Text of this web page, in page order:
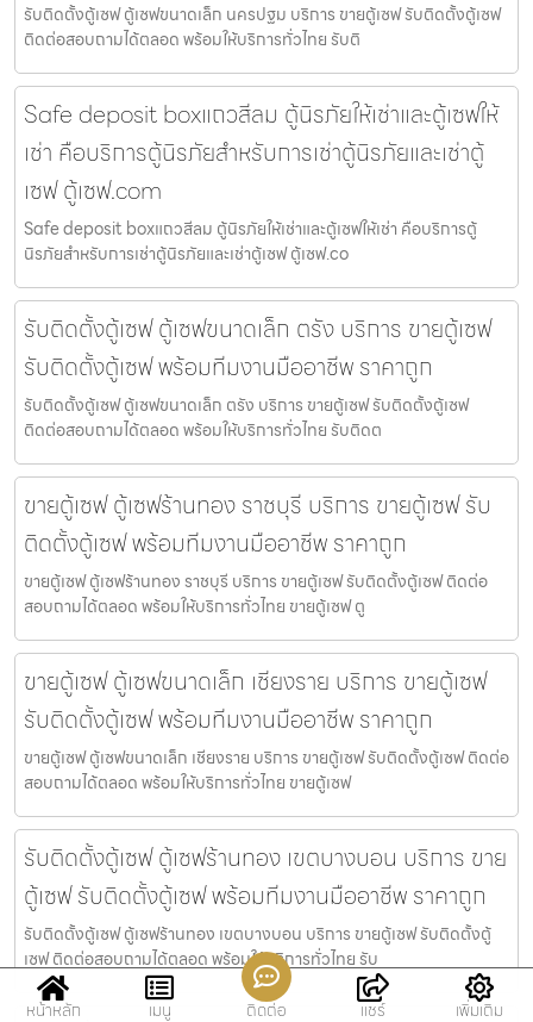
รับติดตั้งตู้เซฟ ตู้เซฟขนาดเล็ก นครปฐม บริการ ขายตู้เซฟ รับติดตั้งตู้เซฟ
ติดต่อสอบถามได้ตลอด พร้อมให้บริการทั่วไทย รับติ
Safe deposit boxแถวสีลม ตู้นิรภัยให้เช่าและตู้เซฟให้
เช่า คือบริการตู้นิรภัยสำหรับการเช่าตู้นิรภัยและเช่าตู้
เซฟ ตู้เซฟ.com
Safe deposit boxแถวสีลม ตู้นิรภัยให้เช่าและตู้เซฟให้เช่า คือบริการตู้
นิรภัยสำหรับการเช่าตู้นิรภัยและเช่าตู้เซฟ ตู้เซฟ.co
รับติดตั้งตู้เซฟ ตู้เซฟขนาดเล็ก ตรัง บริการ ขายตู้เซฟ
รับติดตั้งตู้เซฟ พร้อมทีมงานมืออาชีพ ราคาถูก
รับติดตั้งตู้เซฟ ตู้เซฟขนาดเล็ก ตรัง บริการ ขายตู้เซฟ รับติดตั้งตู้เซฟ
ติดต่อสอบถามได้ตลอด พร้อมให้บริการทั่วไทย รับติดต
ขายตู้เซฟ ตู้เซฟร้านทอง ราชบุรี บริการ ขายตู้เซฟ รับ
ติดตั้งตู้เซฟ พร้อมทีมงานมืออาชีพ ราคาถูก
ขายตู้เซฟ ตู้เซฟร้านทอง ราชบุรี บริการ ขายตู้เซฟ รับติดตั้งตู้เซฟ ติดต่อ
สอบถามได้ตลอด พร้อมให้บริการทั่วไทย ขายตู้เซฟ ตู
ขายตู้เซฟ ตู้เซฟขนาดเล็ก เชียงราย บริการ ขายตู้เซฟ
รับติดตั้งตู้เซฟ พร้อมทีมงานมืออาชีพ ราคาถูก
ขายตู้เซฟ ตู้เซฟขนาดเล็ก เชียงราย บริการ ขายตู้เซฟ รับติดตั้งตู้เซฟ ติดต่อ
สอบถามได้ตลอด พร้อมให้บริการทั่วไทย ขายตู้เซฟ
รับติดตั้งตู้เซฟ ตู้เซฟร้านทอง เขตบางบอน บริการ ขาย
ตู้เซฟ รับติดตั้งตู้เซฟ พร้อมทีมงานมืออาชีพ ราคาถูก
รับติดตั้งตู้เซฟ ตู้เซฟร้านทอง เขตบางบอน บริการ ขายตู้เซฟ รับติดตั้งตู้
เซฟ ติดต่อสอบถามได้ตลอด พร้อมให้บริการทั่วไทย รับ
หน้าหลัก เมนู ติดต่อ แชร์ เพิ่มเติม